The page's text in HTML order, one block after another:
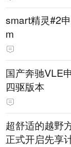
smart精灵#2
m
国产奔驰VLE
四驱版本
超舒适的越野
正式开启先享